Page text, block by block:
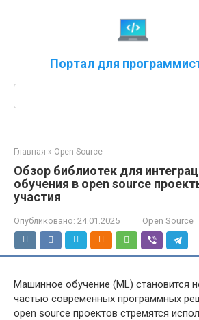
Портал для
Главная » Open Source
Обзор библиотек для
обучения в open source
участия
Опубликовано: 24.01.2025 Open Source
Машинное обучение (ML) становится
частью современных программных
open source проектов стремятся